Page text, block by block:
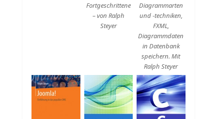
Fortgeschrittene
– von Ralph
Steyer
Diagrammarten
und -techniken,
FXML,
Diagrammdaten
in Datenbank
speichern. Mit
Ralph Steyer